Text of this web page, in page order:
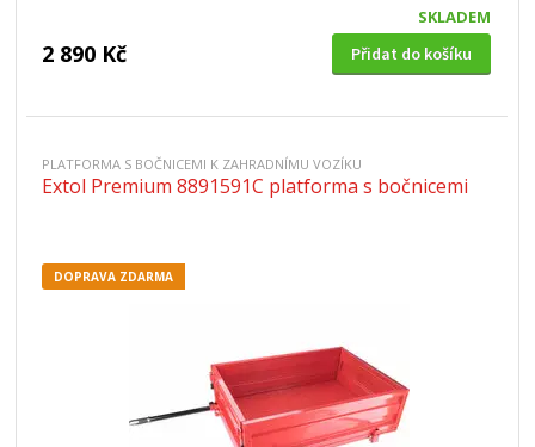
SKLADEM
2 890 Kč Přidat do košíku
PLATFORMA S BOČNICEMI K ZAHRADNÍMU VOZÍKU
Extol Premium 8891591C platforma s bočnicemi
DOPRAVA ZDARMA